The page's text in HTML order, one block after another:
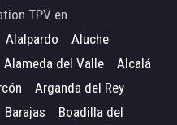
TPV en
Alalpardo
Aluche
Alameda del Valle
Alcalá
Arganda del Rey
Barajas
Boadilla del